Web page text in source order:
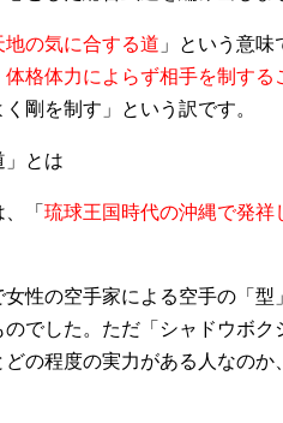
地の気に合する道 」という意
体格体力によらず相手を制する
剛を制す」という訳です。
」とは
、「 琉球王国時代の沖縄で発祥
女性の空手家による空手の「
のでした。ただ「シャドウボ
の程度の実力がある人なのか